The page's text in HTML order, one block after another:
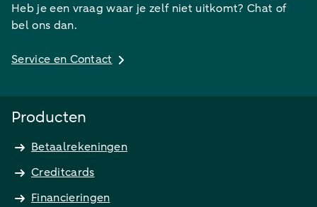
Heb je een vraag waar je zelf niet uitkomt? Chat of
bel ons dan.
Service en Contact
Producten
Betaalrekeningen
Creditcards
Financieringen